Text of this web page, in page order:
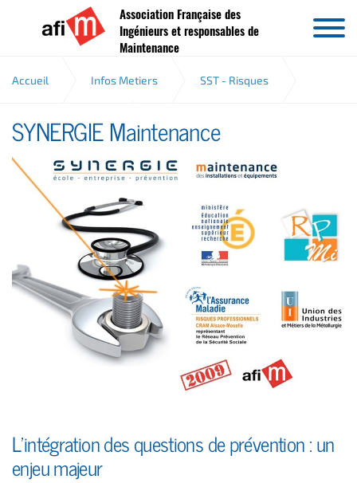
Aller au contenu
Association Française des
Ingénieurs et responsables de
Maintenance
Accueil Infos Metiers SST - Risques
Analyse des risques SYNERGIE Maintenance
SYNERGIE Maintenance
L’intégration des questions de prévention : un
enjeu majeur